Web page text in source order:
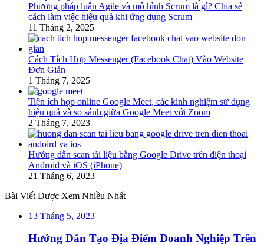
Phương pháp luận Agile và mô hình Scrum là gì? Chia sẻ
cách làm việc hiệu quả khi ứng dụng Scrum
11 Tháng 2, 2025
Cách Tích Hợp Messenger (Facebook Chat) Vào Website
Đơn Giản
1 Tháng 7, 2025
Tiện ích họp online Google Meet, các kinh nghiệm sử dụng
hiệu quả và so sánh giữa Google Meet với Zoom
2 Tháng 7, 2023
Hướng dẫn scan tài liệu bằng Google Drive trên điện thoại
Android và iOS (iPhone)
21 Tháng 6, 2023
Bài Viết Được Xem Nhiều Nhất
13 Tháng 5, 2023
Hướng Dẫn Tạo Địa Điểm Doanh Nghiệp Trên